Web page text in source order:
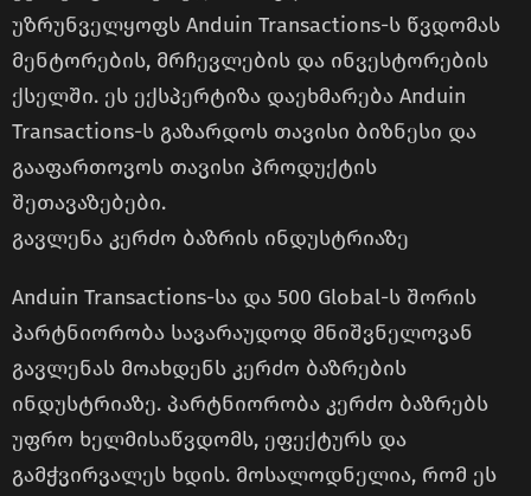
უზრუნველყოფს Anduin Transactions-ს წვდომას
მენტორების, მრჩევლების და ინვესტორების
ქსელში. ეს ექსპერტიზა დაეხმარება Anduin
Transactions-ს გაზარდოს თავისი ბიზნესი და
გააფართოვოს თავისი პროდუქტის
შეთავაზებები.
გავლენა კერძო ბაზრის ინდუსტრიაზე
Anduin Transactions-სა და 500 Global-ს შორის
პარტნიორობა სავარაუდოდ მნიშვნელოვან
გავლენას მოახდენს კერძო ბაზრების
ინდუსტრიაზე. პარტნიორობა კერძო ბაზრებს
უფრო ხელმისაწვდომს, ეფექტურს და
გამჭვირვალეს ხდის. მოსალოდნელია, რომ ეს